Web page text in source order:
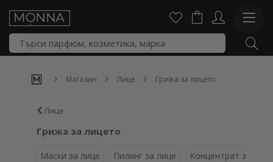
Магазин Лице Грижа за лицето
Лице
Грижа за лицето
Маски за лице Пилинг за лице Концентрат за